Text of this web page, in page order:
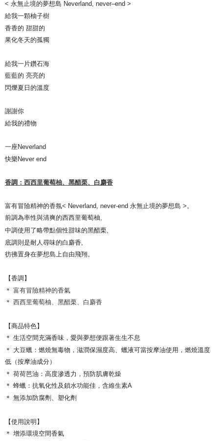
< 永無止境的夢想島 Neverland, never–end >
給我一顆柚子樹
香香的 甜甜的
果化冬天的孤獨
給我一片鑽石海
藍藍的 亮亮的
閃爍夏日的溫度
謝謝你
給我的禮物
一座Neverland
快樂Never end
香調：西西里葡萄柚、黑醋栗、白麝香
富有冒險精神的香氛< Neverland, never-end 永無止境的夢想島 >。
前調為率性與清爽的西西里葡萄柚,
中調使用了略帶點個性甜味的黑醋栗,
底調則是耐人尋味的白麝香,
彷彿置身在夢想島上自由飛翔。
【香調】
＊ 富有冒險精神的香氣
＊ 西西里葡萄柚、黑醋栗、白麝香
【商品特色】
＊ 生活空間充滿香味，愛與夢想便跟著生生不息
＊ 大豆蠟：燃燒無毒物，滋潤保濕度高、蠟液可當按摩油使用，燃燒溫度
低（按摩油成分）
＊ 荷荷芭油：高度滲透力，預防肌膚乾燥
＊ 蜂蠟：抗氧化性及鎖水功能佳，含維生素A
＊ 無添加防腐劑、塑化劑
【使用說明】
＊ 增添環境空間香氣